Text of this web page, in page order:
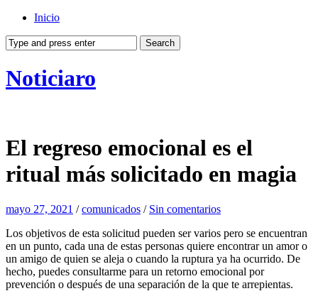
Inicio
Noticiaro
El regreso emocional es el
ritual más solicitado en magia
mayo 27, 2021 /comunicados / Sin comentarios
Los objetivos de esta solicitud pueden ser varios pero se encuentran
en un punto, cada una de estas personas quiere encontrar un amor o
un amigo de quien se aleja o cuando la ruptura ya ha ocurrido. De
hecho, puedes consultarme para un retorno emocional por
prevención o después de una separación de la que te arrepientas.